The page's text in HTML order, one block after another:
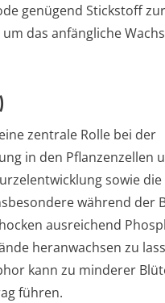
genügend Stickstoff zur
das anfängliche
zentrale Rolle bei der
in den Pflanzenzellen
sowie die
während der
ausreichend
heranwachsen zu
kann zu minderer
führen.